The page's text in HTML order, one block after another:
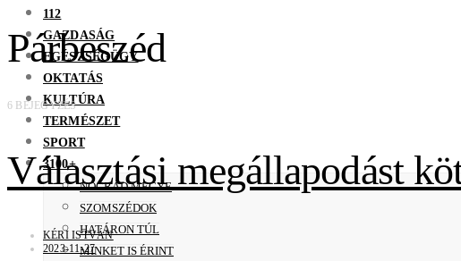
112
GAZDASÁG
EGÉSZSÉGÜGY
OKTATÁS
KULTÚRA
TERMÉSZET
SPORT
3100+
NÓGRÁD MEGYE
SZOMSZÉDOK
HATÁRON TÚL
MINKET IS ÉRINT
Párbeszéd
6 BEJEGYZÉS
Választási megállapodást
KÉRI ISTVÁN
2023-11-27